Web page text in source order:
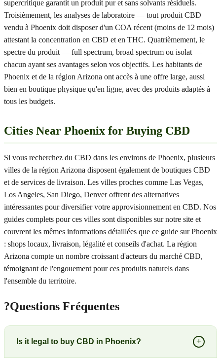
supercritique garantit un produit pur et sans solvants résiduels.
Troisièmement, les analyses de laboratoire — tout produit CBD
vendu à Phoenix doit disposer d'un COA récent (moins de 12 mois)
attestant la concentration en CBD et en THC. Quatrièmement, le
spectre du produit — full spectrum, broad spectrum ou isolat —
chacun ayant ses avantages selon vos objectifs. Les habitants de
Phoenix et de la région Arizona ont accès à une offre large, aussi
bien en boutique physique qu'en ligne, avec des produits adaptés à
tous les budgets.
Cities Near Phoenix for Buying CBD
Si vous recherchez du CBD dans les environs de Phoenix, plusieurs
villes de la région Arizona disposent également de boutiques CBD
et de services de livraison. Les villes proches comme Las Vegas,
Los Angeles, San Diego, Denver offrent des alternatives
intéressantes pour diversifier votre approvisionnement en CBD. Nos
guides complets pour ces villes sont disponibles sur notre site et
couvrent les mêmes informations détaillées que ce guide sur Phoenix
: shops locaux, livraison, légalité et conseils d'achat. La région
Arizona compte un nombre croissant d'acteurs du marché CBD,
témoignant de l'engouement pour ces produits naturels dans
l'ensemble du territoire.
?Questions Fréquentes
Is it legal to buy CBD in Phoenix? +